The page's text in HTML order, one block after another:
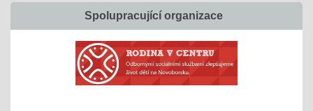
Spolupracující organizace